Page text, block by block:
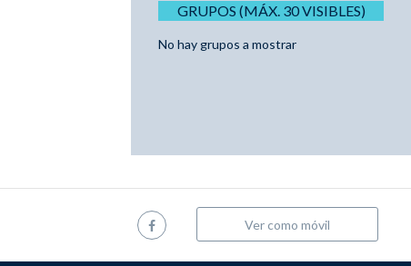
GRUPOS (MÁX. 30 VISIBLES)
No hay grupos a mostrar